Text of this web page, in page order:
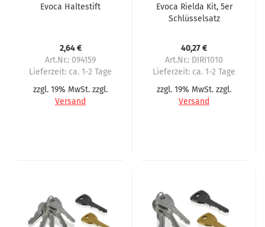
Evoca Haltestift
2,64 €
Art.Nr.: 094159
Lieferzeit: ca. 1-2 Tage
zzgl. 19% MwSt. zzgl.
Versand
Evoca Rielda Kit, 5er
Schlüsselsatz
40,27 €
Art.Nr.: DIRI1010
Lieferzeit: ca. 1-2 Tage
zzgl. 19% MwSt. zzgl.
Versand